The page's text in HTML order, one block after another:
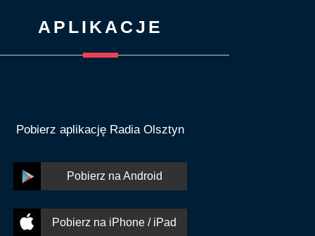
APLIKACJE
Pobierz aplikację Radia Olsztyn
Pobierz na Android
Pobierz na iPhone / iPad